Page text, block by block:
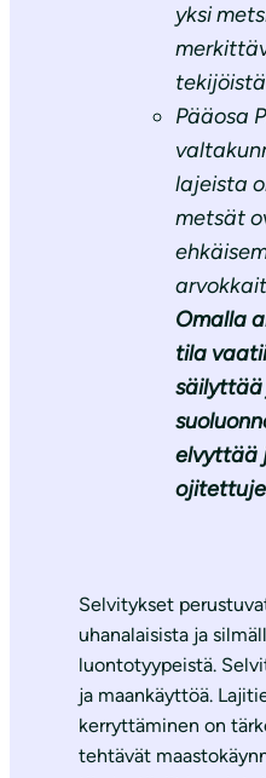
yksi
tekijöistä
Pääosa
lajeista
metsät
Omalla
tila
säilyttää
elvyttää
Selvitykset
uhanalaisista ja
luontotyypeistä.
ja maankäyttöä.
kerryttäminen on
tehtävät